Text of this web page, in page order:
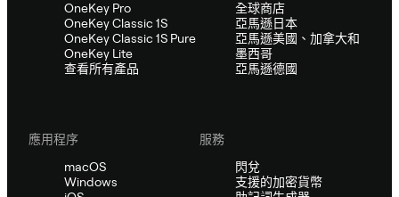
OneKey Pro
OneKey Classic 1S
OneKey Classic 1S Pure
OneKey Lite
查看所有產品
全球商店
亞馬遜日本
亞馬遜美國、加拿大和
墨西哥
亞馬遜德國
應用程序
macOS
Windows
服務
閃兌
支援的加密貨幣